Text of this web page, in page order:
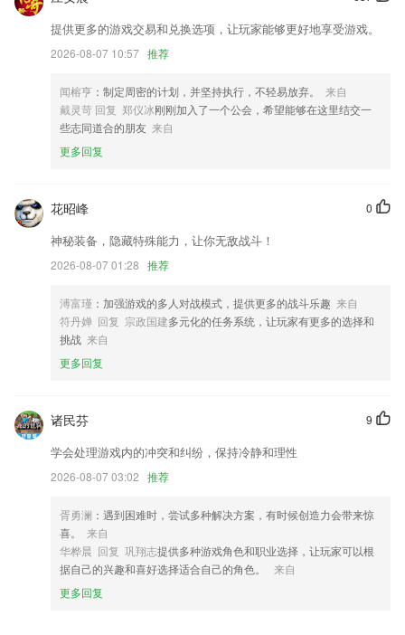
云南春天棋牌更新了什么?
—欢迎自由职业者加入分杰平台，我们平台无抽成无平台费无手续费
店进行打分评论，说出您的使用经历，以帮助我们更好的对产品进行优化
优化内容推荐系统
吧；
增加账号迁移功能
联系我们
进行打分评论，说出您的使用经历，以帮助我们更好的对产品进行优化修
提供更多的游戏交易和兑换选项，让玩家能够更好地享受游戏。
2026-08-07 10:57 推荐
闻榕亨 ：制定周密的计划，并坚持执行，不轻易放弃。
来自
戴灵苛 回复 郑仪冰刚刚加入了一个公会，希望能够在这里结交一
些志同道合的朋友 来自
更多回复
0
花昭峰
神秘装备，隐藏特殊能力，让你无敌战斗！
2026-08-07 01:28 推荐
溥富瑾 ：加强游戏的多人对战模式，提供更多的战斗乐趣 来自
符丹婵 回复 宗政国建多元化的任务系统，让玩家有更多的选择和
挑战 来自
更多回复
9
诸民芬
学会处理游戏内的冲突和纠纷，保持冷静和理性
2026-08-07 03:02 推荐
胥勇澜 ：遇到困难时，尝试多种解决方案，有时候创造力会带来惊
喜。
来自
华桦晨 回复 巩翔志提供多种游戏角色和职业选择，让玩家可以根
据自己的兴趣和喜好选择适合自己的角色。
来自
更多回复